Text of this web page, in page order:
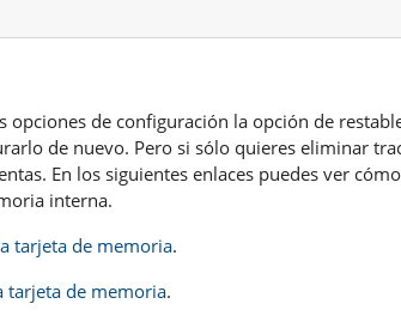
opciones de configuración la opción de
de nuevo. Pero si sólo quieres eliminar
En los siguientes enlaces puedes ver
interna.
tarjeta de memoria.
tarjeta de memoria.